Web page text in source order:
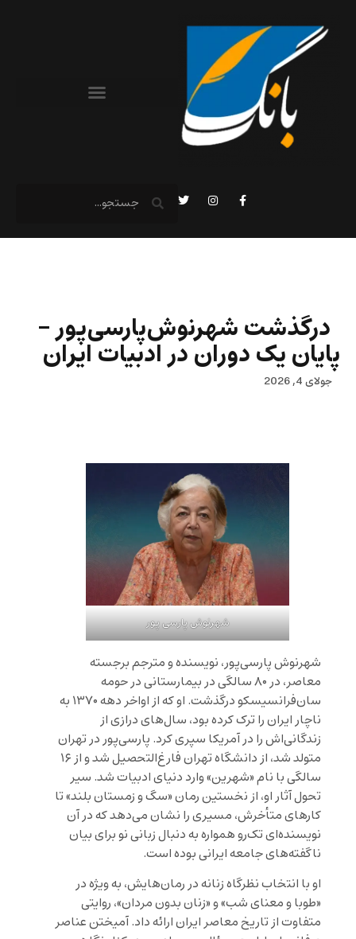
درگذشت شهرنوش‌پارسی‌پور –
پایان یک دوران در ادبیات ایران
جولای 4, 2026
شهرنوش پارسی پور
شهرنوش پارسی‌پور، نویسنده و مترجم برجسته
معاصر، در ۸۰ سالگی در بیمارستانی در حومه
سان‌فرانسیسکو درگذشت. او که از اواخر دهه ۱۳۷۰ به
ناچار ایران را ترک کرده بود، سال‌های درازی از
زندگانی‌اش را در آمریکا سپری کرد. پارسی‌پور در تهران
متولد شد، از دانشگاه تهران فارغ‌التحصیل شد و از ۱۶
سالگی با نام «شهرین» وارد دنیای ادبیات شد. سیر
تحول آثار او، از نخستین رمان «سگ و زمستان بلند» تا
کارهای متأخرش، مسیری را نشان می‌دهد که در آن
نویسنده‌ای تک‌رو همواره به دنبال زبانی نو برای بیان
ناگفته‌های جامعه ایرانی بوده است.
او با انتخاب نظرگاه زنانه در رمان‌هایش، به ویژه در
«طوبا و معنای شب» و «زنان بدون مردان»، روایتی
متفاوت از تاریخ معاصر ایران ارائه داد. آمیختن عناصر